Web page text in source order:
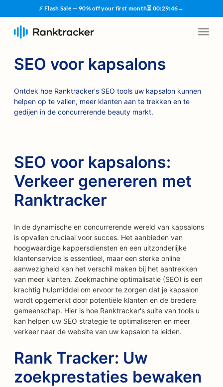
⚡ Flash Sale — 90% off your first month⏳ 00:29:45→
SEO voor kapsalons
Ontdek hoe Ranktracker's SEO tools uw kapsalon kunnen
helpen op te vallen, meer klanten aan te trekken en te
gedijen in de concurrerende beauty markt.
SEO voor kapsalons:
Verkeer genereren met
Ranktracker
In de dynamische en concurrerende wereld van kapsalons
is opvallen cruciaal voor succes. Het aanbieden van
hoogwaardige kappersdiensten en een uitzonderlijke
klantenservice is essentieel, maar een sterke online
aanwezigheid kan het verschil maken bij het aantrekken
van meer klanten. Zoekmachine optimalisatie (SEO) is een
krachtig hulpmiddel om ervoor te zorgen dat je kapsalon
wordt opgemerkt door potentiële klanten en de bredere
gemeenschap. Hier is hoe Ranktracker's suite van tools u
kan helpen uw SEO strategie te optimaliseren en meer
verkeer naar de website van uw kapsalon te leiden.
Rank Tracker: Uw
zoekprestaties bewaken